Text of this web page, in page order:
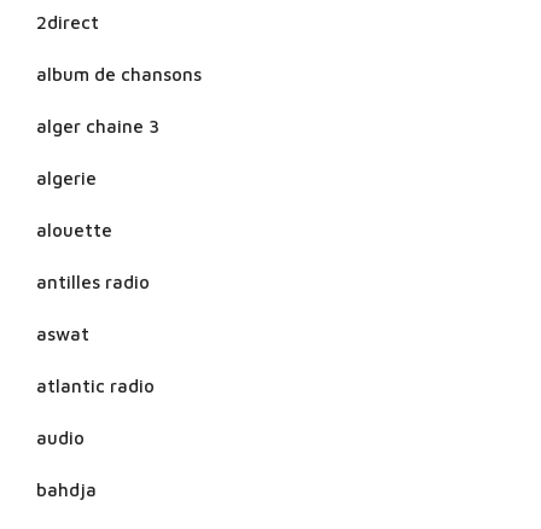
2direct
album de chansons
alger chaine 3
algerie
alouette
antilles radio
aswat
atlantic radio
audio
bahdja